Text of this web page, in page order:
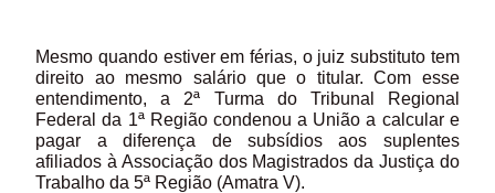
Mesmo quando estiver em férias, o juiz substituto tem
direito ao mesmo salário que o titular. Com esse
entendimento, a 2ª Turma do Tribunal Regional
Federal da 1ª Região condenou a União a calcular e
pagar a diferença de subsídios aos suplentes
afiliados à Associação dos Magistrados da Justiça do
Trabalho da 5ª Região (Amatra V).